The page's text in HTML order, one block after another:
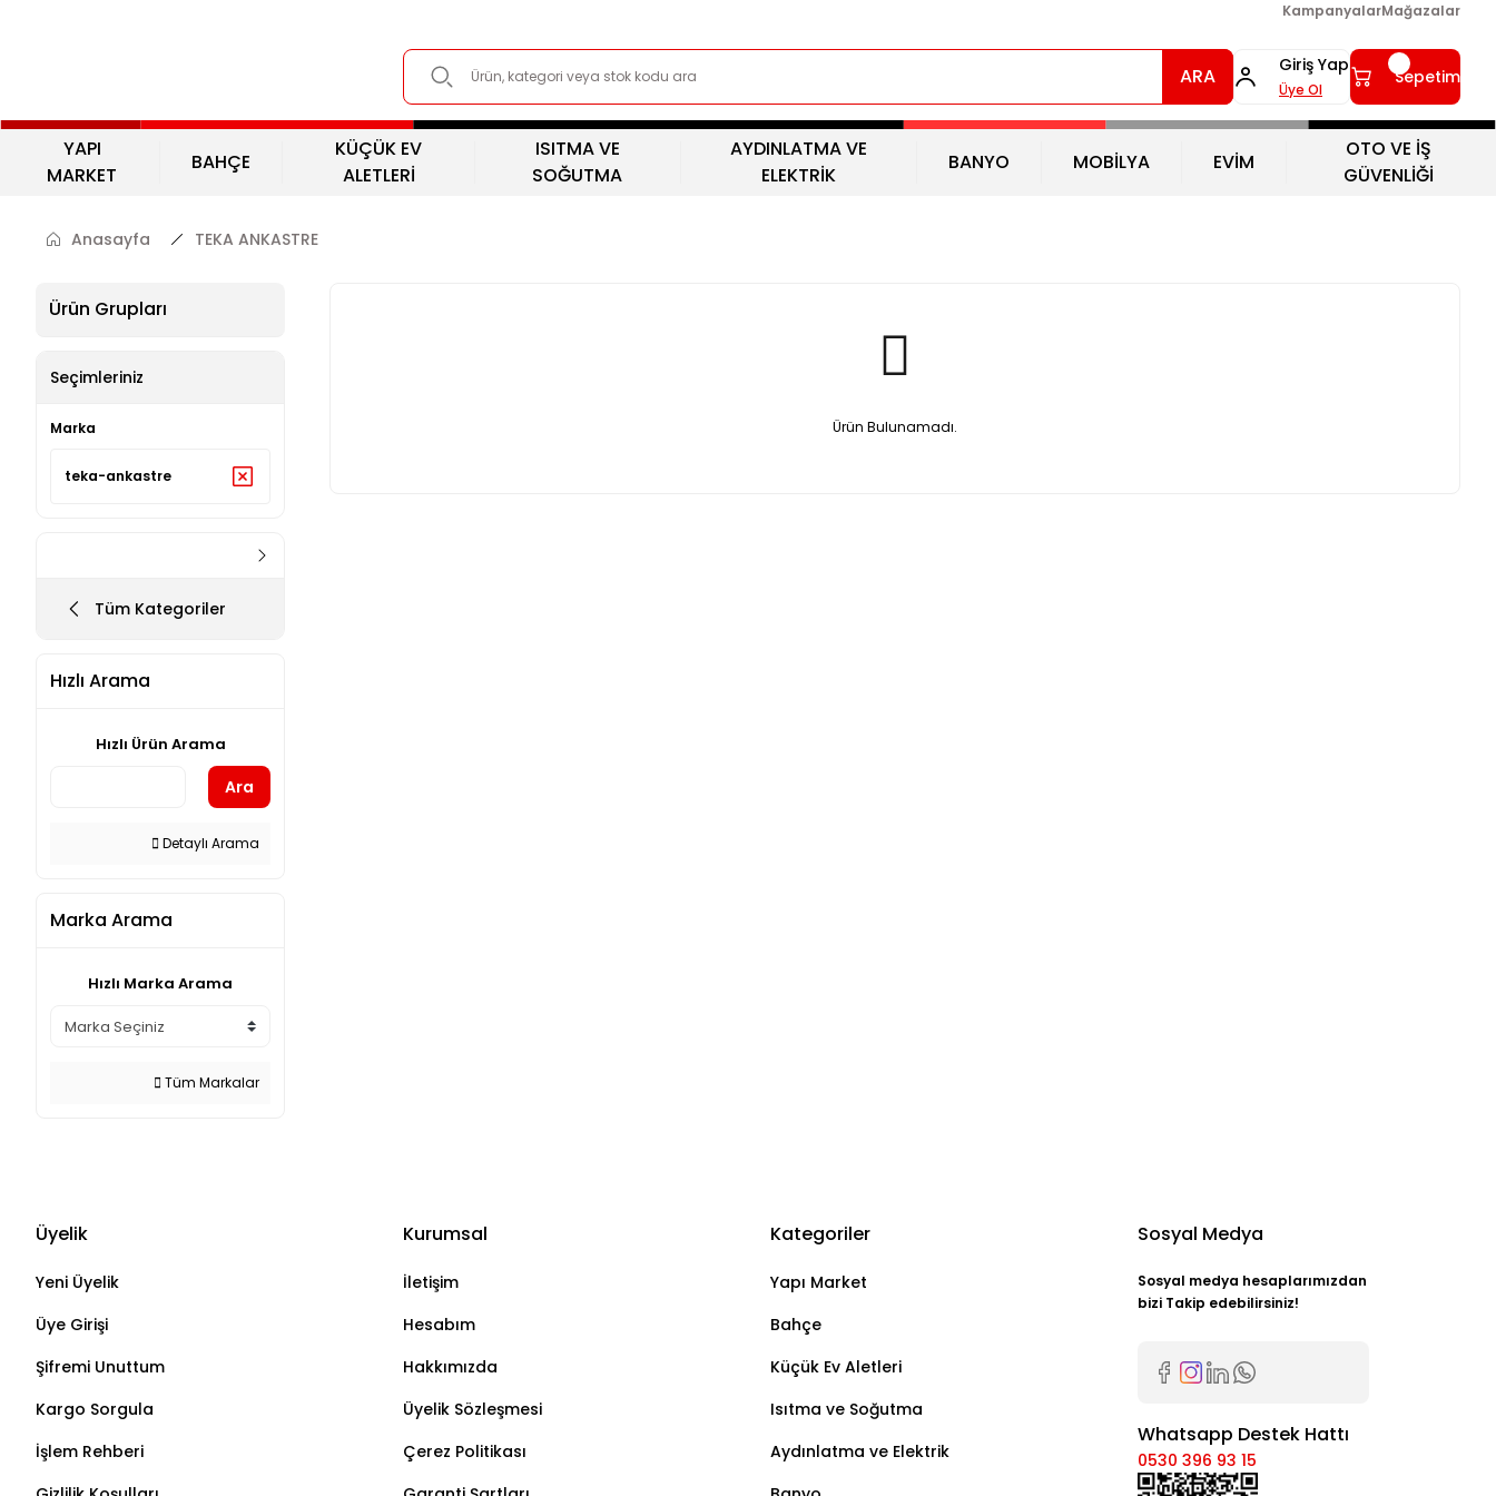
KampanyalarMağazalar
ARA Giriş Yap
Üye Ol
Sepetim
YAPI
MARKET
BAHÇE
KÜÇÜK EV
ALETLERİ
ISITMA VE
SOĞUTMA
AYDINLATMA VE
ELEKTRİK
BANYO MOBİLYA EVİM
OTO VE İŞ
GÜVENLİĞİ
Anasayfa TEKA ANKASTRE
Ürün Grupları
Seçimleriniz
Marka
teka-ankastre
Tüm Kategoriler
Hızlı Arama
Hızlı Ürün Arama
Ara
Detaylı Arama
Marka Arama
Hızlı Marka Arama
Tüm Markalar
Ürün Bulunamadı.
Üyelik
Yeni Üyelik
Üye Girişi
Şifremi Unuttum
Kargo Sorgula
İşlem Rehberi
Kurumsal
İletişim
Hesabım
Hakkımızda
Üyelik Sözleşmesi
Çerez Politikası
Kategoriler
Yapı Market
Bahçe
Küçük Ev Aletleri
Isıtma ve Soğutma
Aydınlatma ve Elektrik
Sosyal Medya
Sosyal medya hesaplarımızdan
bizi Takip edebilirsiniz!
Whatsapp Destek Hattı
0530 396 93 15